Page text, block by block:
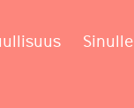
Sinulle